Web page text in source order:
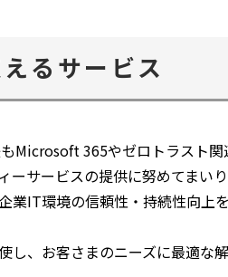
るサービス
Microsoft 365やゼロトラスト
ーサービスの提供に努めてま
業IT環境の信頼性・持続性向上を
し、お客さまのニーズに最適な